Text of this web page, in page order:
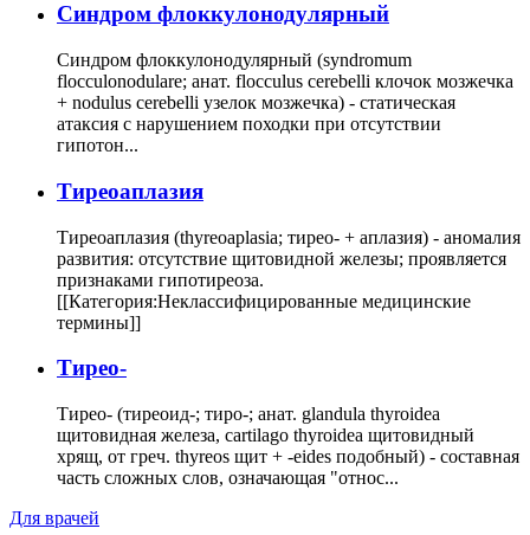
Cиндром флоккулонодулярный
Синдром флоккулонодулярный (syndromum
flocculonodulare; анат. flocculus cerebelli клочок мозжечка
+ nodulus cerebelli узелок мозжечка) - статическая
атаксия с нарушением походки при отсутствии
гипотон...
Тиреоаплазия
Тиреоаплазия (thyreoaplasia; тирео- + аплазия) - аномалия
развития: отсутствие щитовидной железы; проявляется
признаками гипотиреоза.
[[Категория:Неклассифицированные медицинские
термины]]
Тирео-
Тирео- (тиреоид-; тиро-; анат. glandula thyroidea
щитовидная железа, cartilago thyroidea щитовидный
хрящ, от греч. thyreos щит + -eides подобный) - составная
часть сложных слов, означающая "относ...
Для врачей